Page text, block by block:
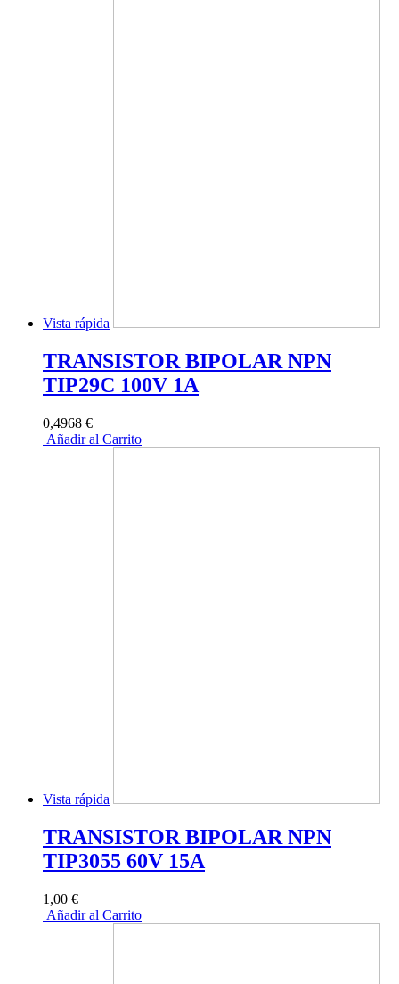
Vista rápida
TRANSISTOR BIPOLAR NPN
TIP29C 100V 1A
0,4968 €
Añadir al Carrito
Vista rápida
TRANSISTOR BIPOLAR NPN
TIP3055 60V 15A
1,00 €
Añadir al Carrito